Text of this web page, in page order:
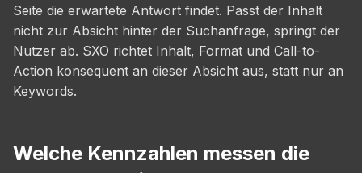
Seite die erwartete Antwort findet. Passt der Inhalt
nicht zur Absicht hinter der Suchanfrage, springt der
Nutzer ab. SXO richtet Inhalt, Format und Call-to-
Action konsequent an dieser Absicht aus, statt nur an
Keywords.
Welche Kennzahlen messen die